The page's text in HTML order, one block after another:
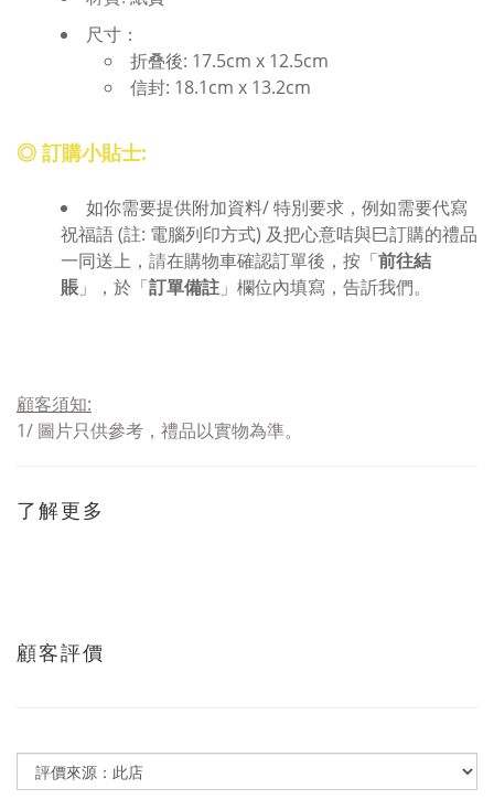
尺寸：
折叠後: 17.5cm x 12.5cm
信封: 18.1cm x 13.2cm
◎ 訂購小貼士:
如你需要提供附加資料/ 特別要求，例如需要代寫
祝福語 (註: 電腦列印方式) 及把心意咭與巳訂購的禮品
一同送上， 請在購物車確認訂單後，按「前往結
賬 」，於「訂單備註 」欄位內填寫，告訢我們。
顧客須知:
1/ 圖片只供參考，禮品以實物為準。
了解更多
顧客評價